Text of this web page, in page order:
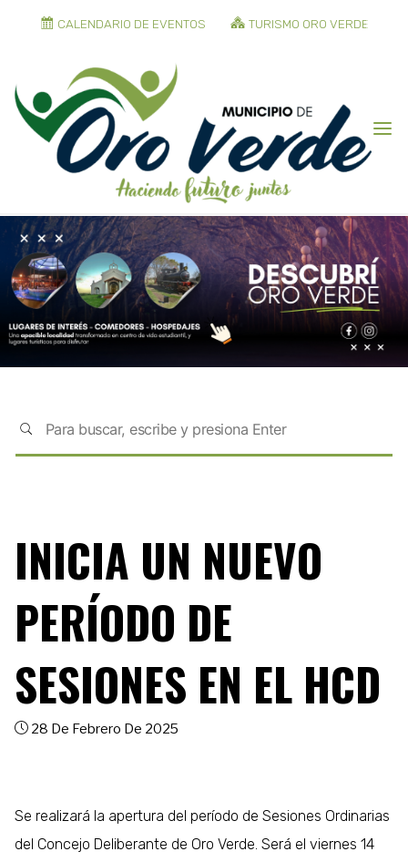
CALENDARIO DE EVENTOS TURISMO ORO VERDE
INICIA UN NUEVO
PERÍODO DE
SESIONES EN EL HCD
28 De Febrero De 2025
Se realizará la apertura del período de Sesiones Ordinarias
del Concejo Deliberante de Oro Verde. Será el viernes 14